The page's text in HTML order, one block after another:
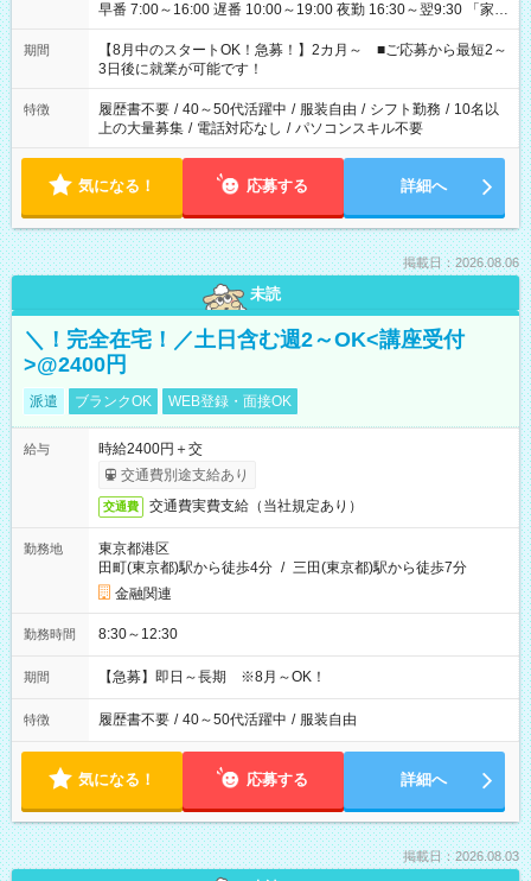
早番 7:00～16:00 遅番 10:00～19:00 夜勤 16:30～翌9:30 「家族
と休みを合わせたい」 「余裕を持って夕飯の準備がしたい」
「できれば残業はしたくない」 など、ご希望を教えてください
ね。 ※Wワーク希望の方へ 今ご覧のお仕事で希望する勤務時間
と、もう1つのお仕事の勤務時間。 合計で週40時間を超える場
合は応募できません。
期間
【8月中のスタートOK！急募！】2カ月～ ■ご応募から最短2～
3日後に就業が可能です！
特徴 履歴書不要 / 40～50代活躍中 / 服装自由 / シフト勤務 / 10名以
上の大量募集 / 電話対応なし / パソコンスキル不要
気になる！ 応募する 詳細へ
掲載日：2026.08.06
未読
＼！完全在宅！／土日含む週2～OK<講座受付
>@2400円
派遣 ブランクOK WEB登録・面接OK
給与
時給2400円＋交
交通費別途支給あり
交通費 交通費実費支給（当社規定あり）
勤務地
東京都港区
田町(東京都)駅から徒歩4分 / 三田(東京都)駅から徒歩7分
金融関連
勤務時間 8:30～12:30
期間 【急募】即日～長期 ※8月～OK！
特徴 履歴書不要 / 40～50代活躍中 / 服装自由
気になる！ 応募する 詳細へ
掲載日：2026.08.03